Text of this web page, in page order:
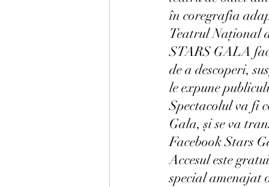
în coregrafìa
Teatrul Național
STARS GALA
de a descoperi,
le expune
Spectacolul va fi
Gala, și se va
Facebook Stars
Accesul este
special amenajat